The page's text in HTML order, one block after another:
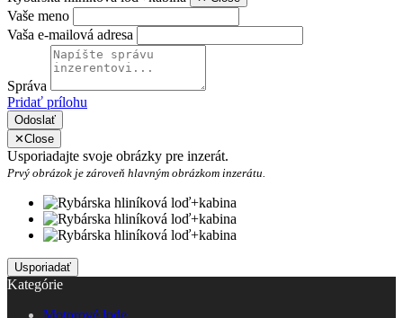
Vaše meno
Vaša e-mailová adresa
Správa
Pridať prílohu
Odoslať
✕Close
Usporiadajte svoje obrázky pre inzerát.
Prvý obrázok je zároveň hlavným obrázkom inzerátu.
Kategórie